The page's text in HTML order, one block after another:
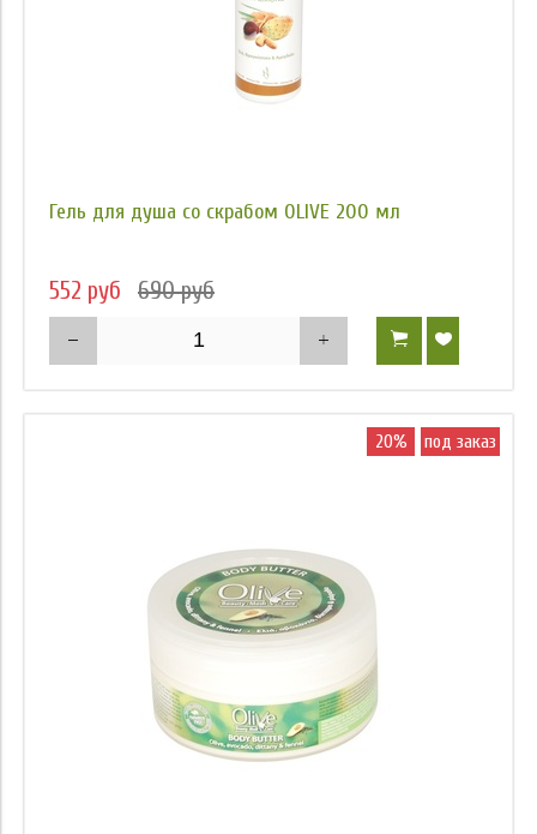
Гель для душа со скрабом OLIVE 200 мл
552 руб 690 руб
20% под заказ